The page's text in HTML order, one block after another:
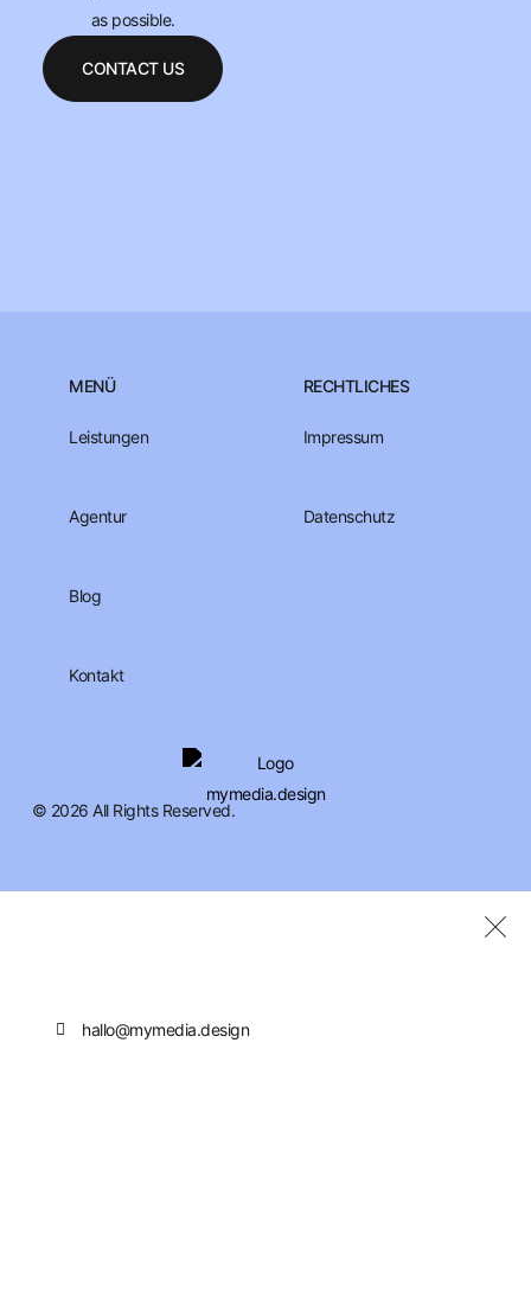
as possible.
CONTACT US
© 2026 All Rights Reserved.
MENÜ
Leistungen
Agentur
Blog
Kontakt
RECHTLICHES
Impressum
Datenschutz
hallo@mymedia.design